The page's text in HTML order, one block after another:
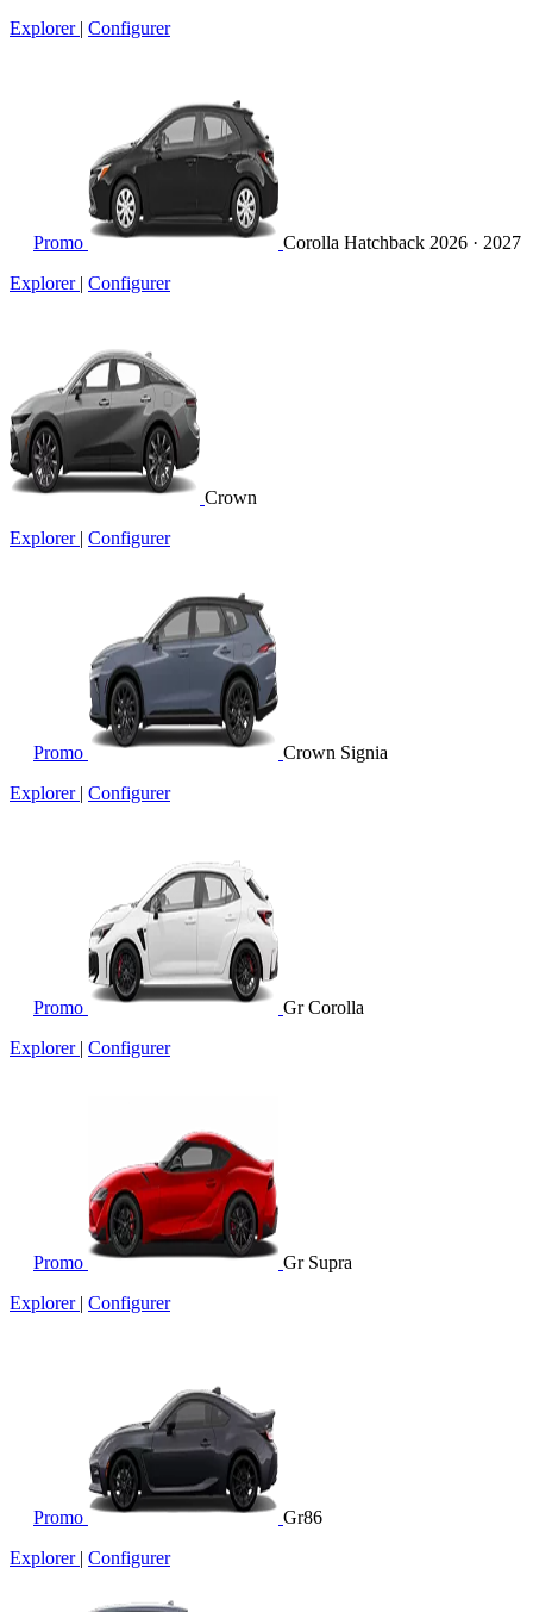
Explorer | Configurer
Promo Corolla Hatchback 2026 · 2027
Explorer | Configurer
Crown
Explorer | Configurer
Promo
Crown Signia
Explorer | Configurer
Promo
Gr Corolla
Explorer | Configurer
Promo
Gr Supra
Explorer | Configurer
Promo
Gr86
Explorer | Configurer